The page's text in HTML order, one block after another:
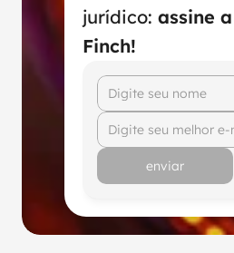
jurídico: assine
Finch!
enviar